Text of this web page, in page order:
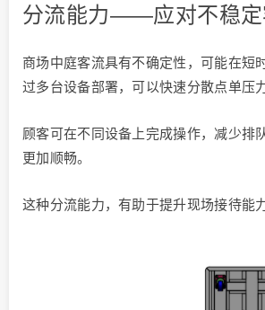
分流能力——应对不稳定
商场中庭客流具有不确定性，可能在短
过多台设备部署，可以快速分散点单压力
顾客可在不同设备上完成操作，减少排
更加顺畅。
这种分流能力，有助于提升现场接待能力